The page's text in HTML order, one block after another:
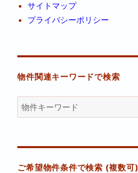
サイトマップ
プライバシーポリシー
物件関連キーワードで検索
物
件
索
ご希望物件条件で検索 (複数可)